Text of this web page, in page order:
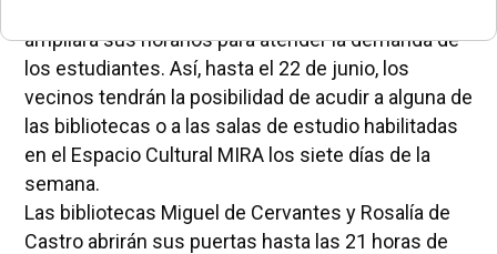
ampliará sus horarios para atender la demanda de
los estudiantes. Así, hasta el 22 de junio, los
vecinos tendrán la posibilidad de acudir a alguna de
las bibliotecas o a las salas de estudio habilitadas
en el Espacio Cultural MIRA los siete días de la
semana.
Las bibliotecas Miguel de Cervantes y Rosalía de
Castro abrirán sus puertas hasta las 21 horas de